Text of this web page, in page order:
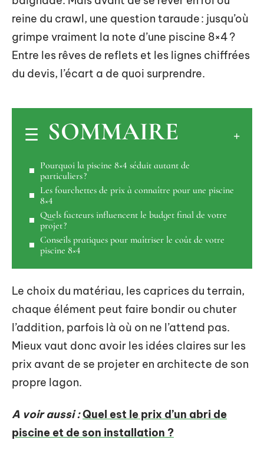
reine du crawl, une question taraude : jusqu’où
grimpe vraiment la note d’une piscine 8×4 ?
Entre les rêves de reflets et les lignes chiffrées
du devis, l’écart a de quoi surprendre.
SOMMAIRE
Pourquoi la piscine 8×4 séduit autant de
particuliers ?
Les fourchettes de prix à connaître pour une piscine
8×4
Quels facteurs influencent le budget final de votre
projet ?
Conseils pratiques pour maîtriser le coût de votre
piscine 8×4
Le choix du matériau, les caprices du terrain,
chaque élément peut faire bondir ou chuter
l’addition, parfois là où on ne l’attend pas.
Mieux vaut donc avoir les idées claires sur les
prix avant de se projeter en architecte de son
propre lagon.
A voir aussi :Quel est le prix d’un abri de
piscine et de son installation ?